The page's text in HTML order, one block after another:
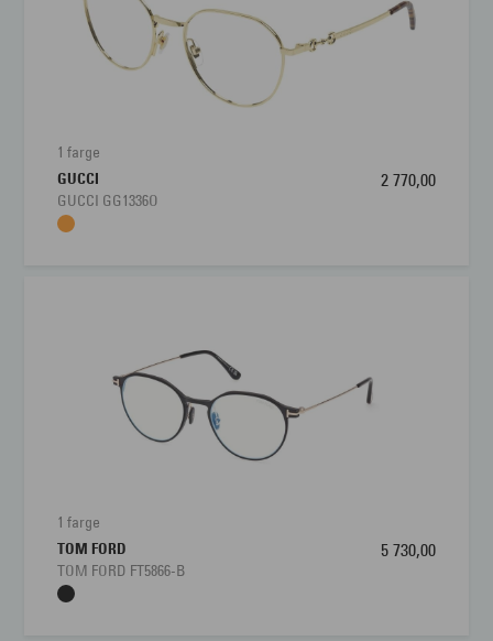
1 farge
GUCCI
GUCCI GG1336O
2 770,00
1 farge
TOM FORD
TOM FORD FT5866-B
5 730,00